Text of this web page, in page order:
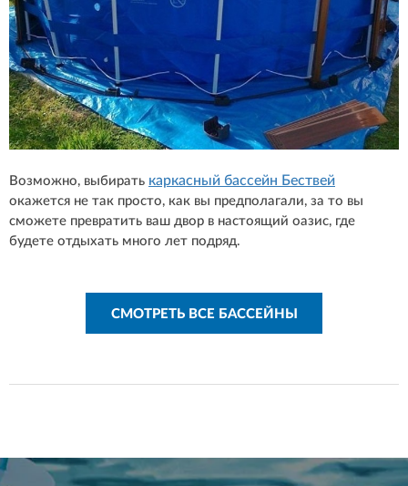
Возможно, выбирать каркасный бассейн Бествей
окажется не так просто, как вы предполагали, за то вы
сможете превратить ваш двор в настоящий оазис, где
будете отдыхать много лет подряд.
СМОТРЕТЬ ВСЕ БАССЕЙНЫ